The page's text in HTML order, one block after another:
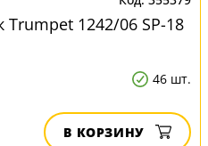
Trumpet 1242/06 SP-18
46 шт.
В КОРЗИНУ